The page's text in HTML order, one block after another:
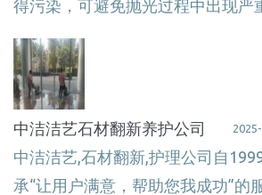
得污染，可避免抛光过程中出现严
中洁洁艺石材翻新养护公司
中洁洁艺,石材翻新,护理公司自
承“让用户满意，帮助您我成功”的